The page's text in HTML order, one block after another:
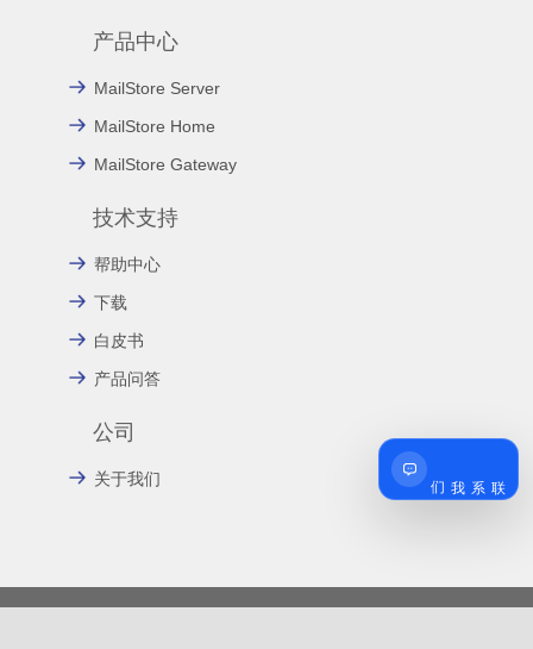
产品中心
MailStore Server
MailStore Home
MailStore Gateway
技术支持
帮助中心
下载
白皮书
产品问答
公司
关于我们